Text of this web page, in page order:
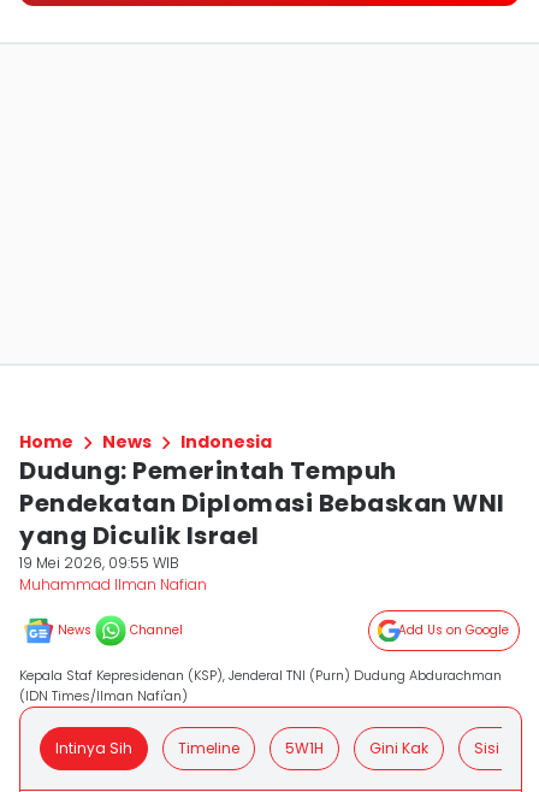
Home News Indonesia
Dudung: Pemerintah Tempuh
Pendekatan Diplomasi Bebaskan WNI
yang Diculik Israel
19 Mei 2026, 09:55 WIB
Muhammad Ilman Nafian
News Channel Add Us on Google
Kepala Staf Kepresidenan (KSP), Jenderal TNI (Purn) Dudung Abdurachman
(IDN Times/Ilman Nafi'an)
Intinya Sih Timeline 5W1H Gini Kak Sisi